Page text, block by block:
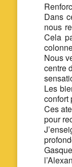
Dans
nous
Cela
Nous
centre
Les
confort
Ces
pour